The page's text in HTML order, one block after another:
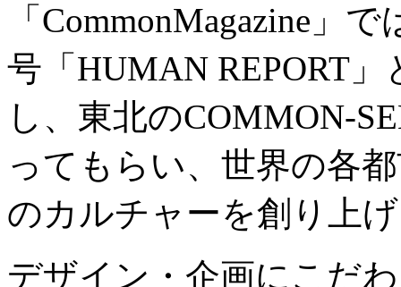
「CommonMagazine」
号「HUMAN REPORT
し、東北のCOMMON-
ってもらい、世界の各
のカルチャーを創り上
デザイン・企画にこだ